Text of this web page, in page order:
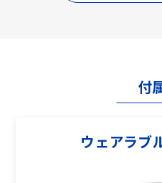
付
ウェアラブ